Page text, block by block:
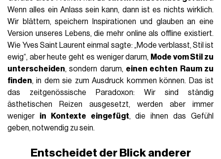
Wenn alles ein Anlass sein kann, dann ist es nichts wirklich.
Wir blättern, speichern Inspirationen und glauben an eine
Version unseres Lebens, die mehr online als offline existiert.
Wie Yves Saint Laurent einmal sagte: „Mode verblasst, Stil ist
ewig“, aber heute geht es weniger darum, Mode vom Stil zu
unterscheiden, sondern darum, einen echten Raum zu
finden, in dem sie zum Ausdruck kommen können. Das ist
das zeitgenössische Paradoxon: Wir sind ständig
ästhetischen Reizen ausgesetzt, werden aber immer
weniger in Kontexte eingefügt, die ihnen das Gefühl
geben, notwendig zu sein.
Entscheidet der Blick anderer